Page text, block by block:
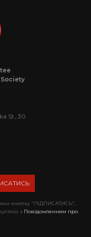
St., 30
кнопку “ПІДПИСАТИСЬ”,
з Повідомленням про